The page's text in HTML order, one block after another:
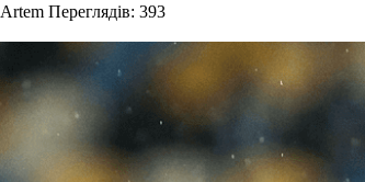
Artem Переглядів: 393